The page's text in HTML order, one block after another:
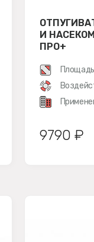
И
ПРО+
9790 ₽